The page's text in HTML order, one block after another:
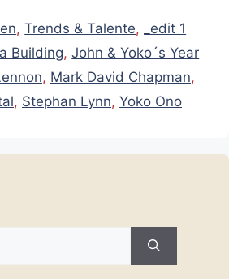
,Trends & Talente,
_edit 1
Building,John & Yoko´s Year
, Mark David Chapman,
, Stephan Lynn, Yoko Ono